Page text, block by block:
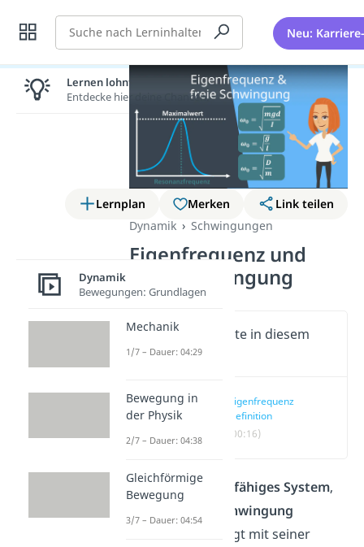
Suche Neu:
Lernplan Merken
Link teilen
Dynamik
Schwingungen
Eigenfrequenz und
freie Schwingung
Wichtige Inhalte in diesem
Video
Eigenfrequenz
Definition
(00:16)
Einschwingungsfähiges System,
freie Schwingung
ausführt, schwingt mit seiner
Lernen lohnt sich!
Entdecke hier deine Chancen.
Dynamik
Bewegungen: Grundlagen
Mechanik
1/7 – Dauer: 04:29
Bewegung in
der Physik
2/7 – Dauer: 04:38
Gleichförmige
Bewegung
3/7 – Dauer: 04:54